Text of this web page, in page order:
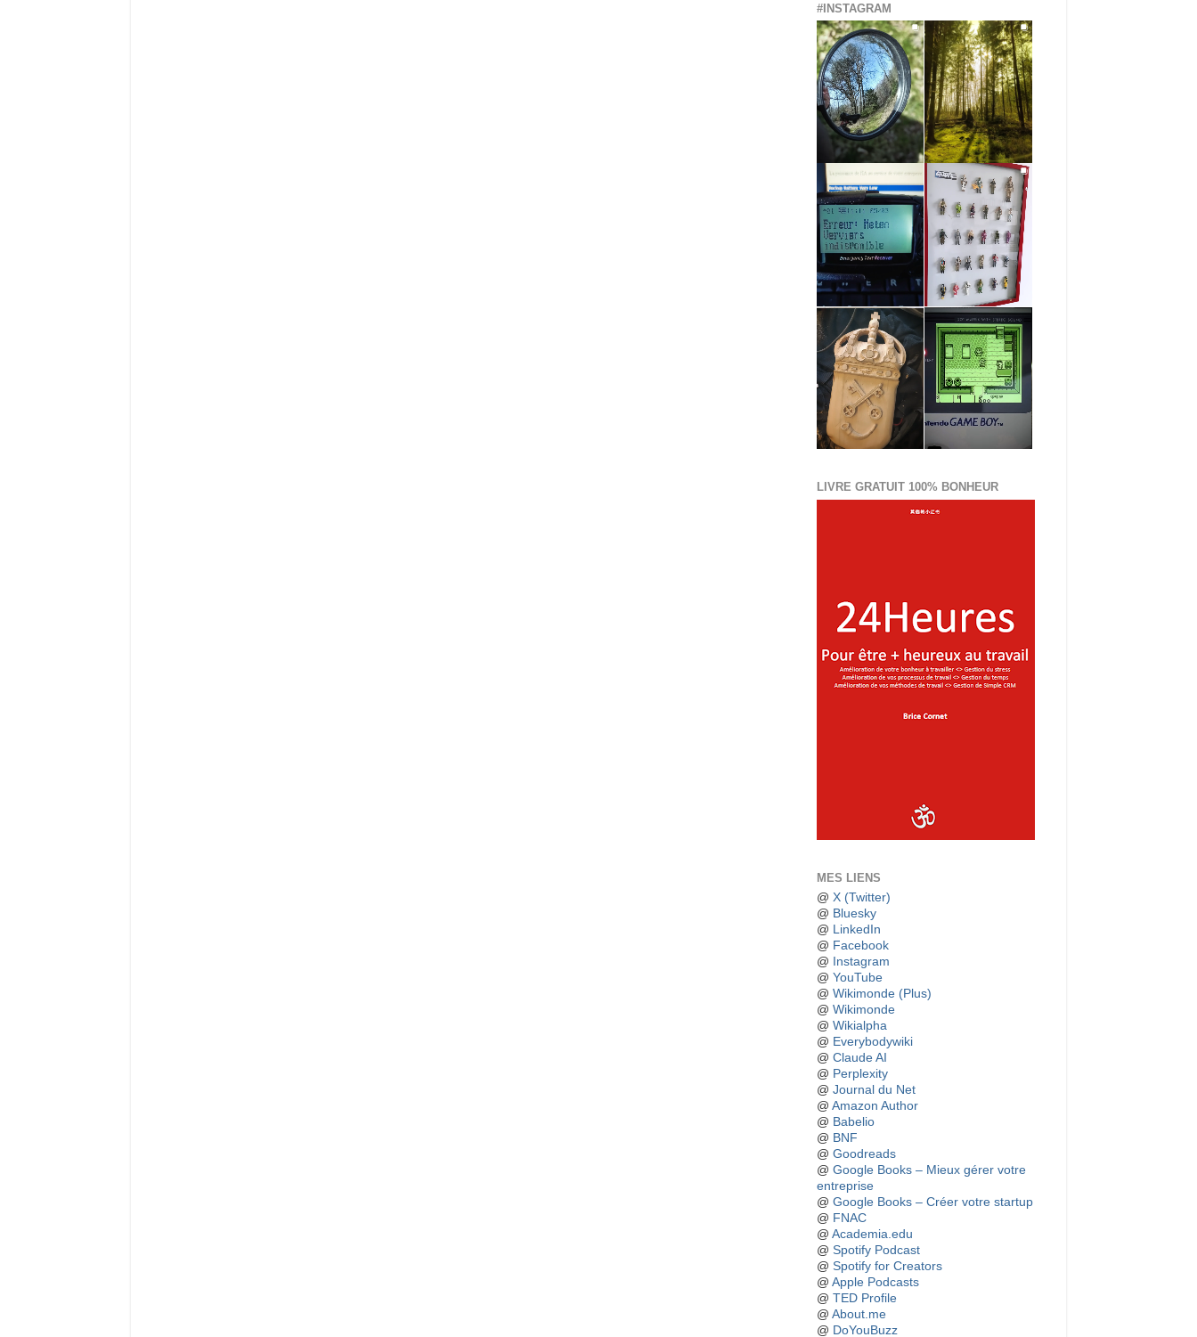
#INSTAGRAM
LIVRE GRATUIT 100% BONHEUR
MES LIENS
@ X (Twitter)
@ Bluesky
@ LinkedIn
@ Facebook
@
Instagram
@ YouTube
@ Wikimonde (Plus)
@ Wikimonde
@ Wikialpha
@ Everybodywiki
@ Claude AI
@ Perplexity
@ Journal du Net
@ Amazon Author
@ Babelio
@ BNF
@ Goodreads
@ Google Books – Mieux gérer votre
entreprise
@ Google Books – Créer votre startup
@ FNAC
@ Academia.edu
@ Spotify Podcast
@ Spotify for Creators
@ Apple Podcasts
@ TED Profile
@ About.me
@ DoYouBuzz